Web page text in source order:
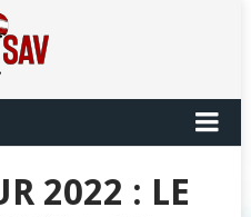
2022 : LE